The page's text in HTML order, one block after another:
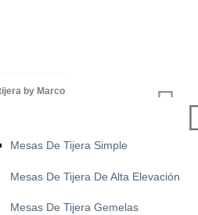
by Marco
Mesas De Tijera Simple
Mesas De Tijera De Alta Elevación
Mesas De Tijera Gemelas